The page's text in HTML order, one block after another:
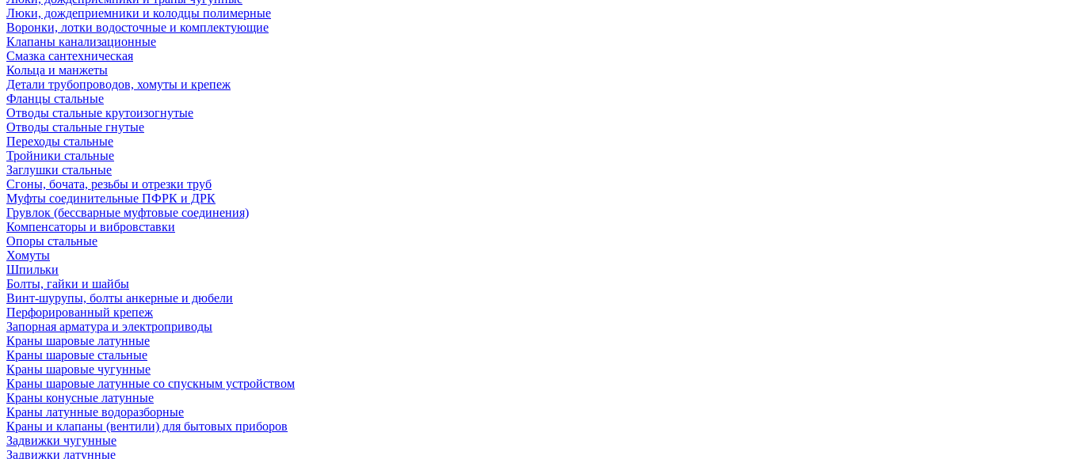
Люки, дождеприемники и колодцы полимерные
Воронки, лотки водосточные и комплектующие
Клапаны канализационные
Смазка сантехническая
Кольца и манжеты
Детали трубопроводов, хомуты и крепеж
Фланцы стальные
Отводы стальные крутоизогнутые
Отводы стальные гнутые
Переходы стальные
Тройники стальные
Заглушки стальные
Сгоны, бочата, резьбы и отрезки труб
Муфты соединительные ПФРК и ДРК
Грувлок (бессварные муфтовые соединения)
Компенсаторы и вибровставки
Опоры стальные
Хомуты
Шпильки
Болты, гайки и шайбы
Винт-шурупы, болты анкерные и дюбели
Перфорированный крепеж
Запорная арматура и электроприводы
Краны шаровые латунные
Краны шаровые стальные
Краны шаровые чугунные
Краны шаровые латунные со спускным устройством
Краны конусные латунные
Краны латунные водоразборные
Краны и клапаны (вентили) для бытовых приборов
Задвижки чугунные
Задвижки латунные